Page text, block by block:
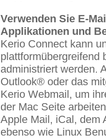
Verwenden Sie E-
Applikationen und
Kerio Connect kann
plattformübergreifend
administriert werden.
Outlook® oder das
Kerio Webmail, um
der Mac Seite
Apple Mail, iCal, dem
ebenso wie Linux